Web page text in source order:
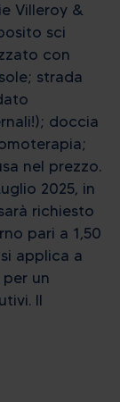
Villeroy &
sci
con
strada
doccia
nel prezzo.
2025, in
richiesto
pari a 1,50
applica a
un
Il